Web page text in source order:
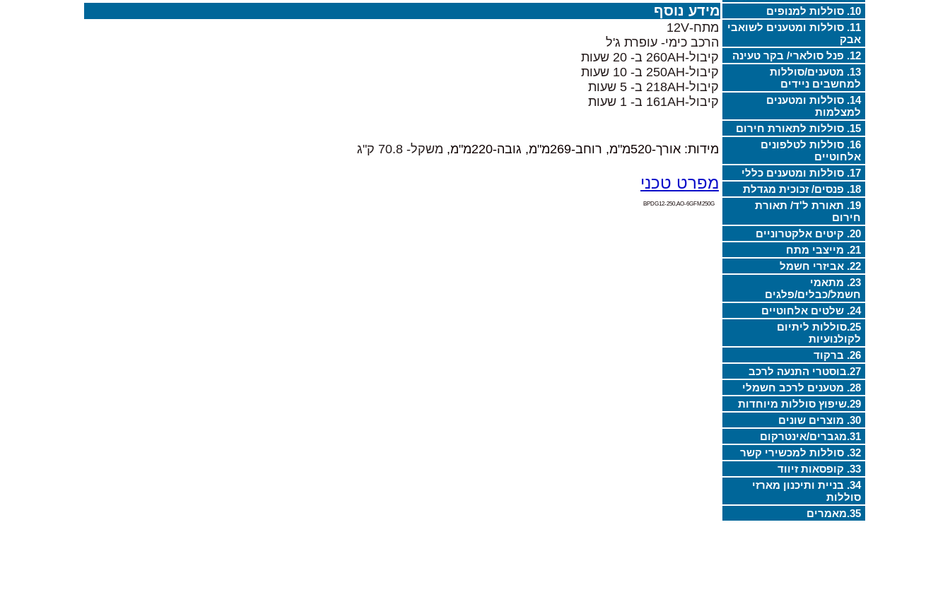
10. סוללות למנופים
11. סוללות ומטענים לשואבי
אבק
12. פנל סולארי/ בקר טעינה
13. מטענים/סוללות
למחשבים ניידים
14. סוללות ומטענים
למצלמות
15. סוללות לתאורת חירום
16. סוללות לטלפונים
אלחוטיים
17. סוללות ומטענים כללי
18. פנסים/ זכוכית מגדלת
19. תאורת ל'ד/ תאורת
חירום
20. קיטים אלקטרוניים
21. מייצבי מתח
22. אביזרי חשמל
23. מתאמי
חשמל/כבלים/פלגים
24. שלטים אלחוטיים
25.סוללות ליתיום
לקולנועיות
26. ברקוד
27.בוסטרי התנעה לרכב
28. מטענים לרכב חשמלי
29.שיפוץ סוללות מיוחדות
30. מוצרים שונים
31.מגברים/אינטרקום
32. סוללות למכשירי קשר
33. קופסאות זיווד
34. בניית ותיכנון מארזי
סוללות
35.מאמרים
מידע נוסף
מתח-12V
הרכב כימי- עופרת ג'ל
קיבול-260AH ב- 20 שעות
קיבול-250AH ב- 10 שעות
קיבול-218AH ב- 5 שעות
קיבול-161AH ב- 1 שעות
מידות: אורך-520מ"מ, רוחב-269מ"מ, גובה-220מ"מ, משקל- 70.8 ק"ג
מפרט טכני
BPDG12-250,AO-6GFM250G